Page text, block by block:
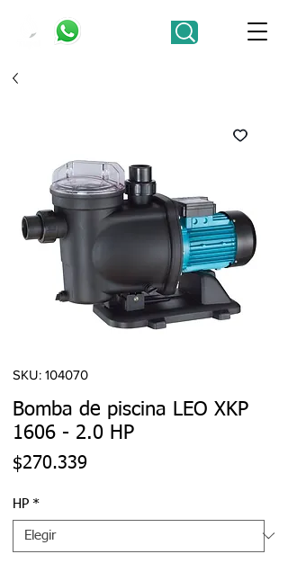
SKU: 104070
Bomba de piscina LEO XKP
1606 - 2.0 HP
$270.339
HP *